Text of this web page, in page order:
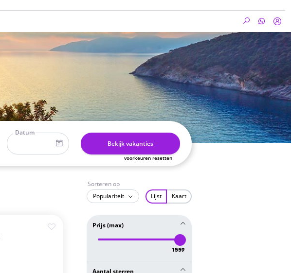
Datum
Bekijk vakanties
voorkeuren resetten
Sorteren op
Populariteit
Lijst Kaart
Prijs (max)
1559
Aantal sterren